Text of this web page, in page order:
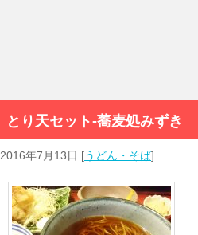
とり天セット-蕎麦処みずき
2016年7月13日 [うどん・そば]